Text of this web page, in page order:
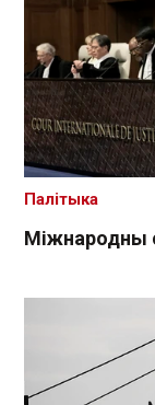
Міжнародны
Палітыка